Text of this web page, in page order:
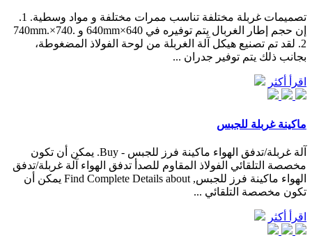
تصميمات غربلة مختلفة تناسب ممرات مختلفة و مواد وسطية. 1.
إن حجم إطار الغربال يتم توفيره في 640×640mm و .740×740mm.
2. لقد تم تصنيع هيكل آلة الغربلة من لوحة الفولاذ المضغوطة،
بجانب ذلك يتم توفير جدران ...
اقرأ أكثر
ماكينة غربلة للجبس
آلة غربلة/تدفق الهواء ماكينة فرز للجبس - Buy. يمكن أن تكون
مخصصة التلقائي الفولاذ المقاوم للصدأ تدفق الهواء آلة غربلة/تدفق
الهواء ماكينة فرز للجبس, Find Complete Details about يمكن أن
تكون مخصصة التلقائي ...
اقرأ أكثر